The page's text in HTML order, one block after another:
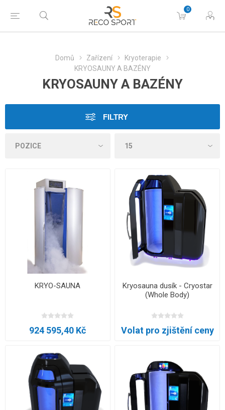
0
Domů Zařízení
Kryoterapie
KRYOSAUNY A BAZÉNY
KRYOSAUNY A BAZÉNY
FILTRY
KRYO-SAUNA
924 595,40 Kč
Kryosauna dusík - Cryostar
(Whole Body)
Volat pro zjištění ceny